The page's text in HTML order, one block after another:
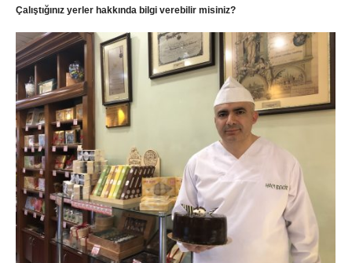
Çalıştığınız yerler hakkında bilgi verebilir misiniz?